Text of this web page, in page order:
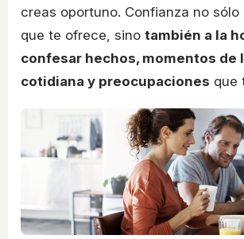
creas oportuno. Confianza no sólo
que te ofrece, sino también a la
confesar hechos, momentos de
cotidiana y preocupaciones que